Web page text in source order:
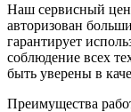
Наш сервисный
авторизован
гарантирует
соблюдение всех
быть уверены в
Преимущества